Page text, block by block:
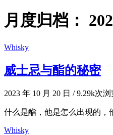
月度归档：
Whisky
威士忌与酯的秘密
2023 年 10 月 20 日 /9.29k次浏
什么是酯，他是怎么出现的，
Whisky